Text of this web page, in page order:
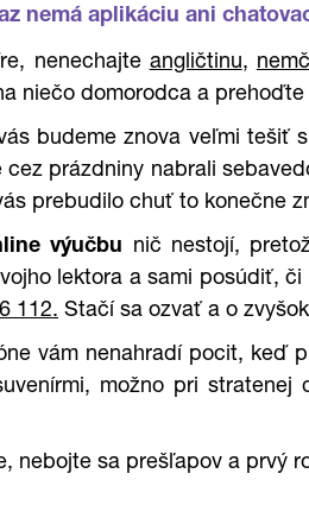
nemá aplikáciu ani
nenechajte angličtinu,
niečo domorodca a
budeme znova veľmi tešiť
cez prázdniny nabrali
prebudilo chuť to konečne
výučbu nič nestojí,
lektora a sami posúdiť,
112. Stačí sa ozvať a o
vám nenahradí pocit, keď
možno pri
nebojte sa prešľapov a prvý